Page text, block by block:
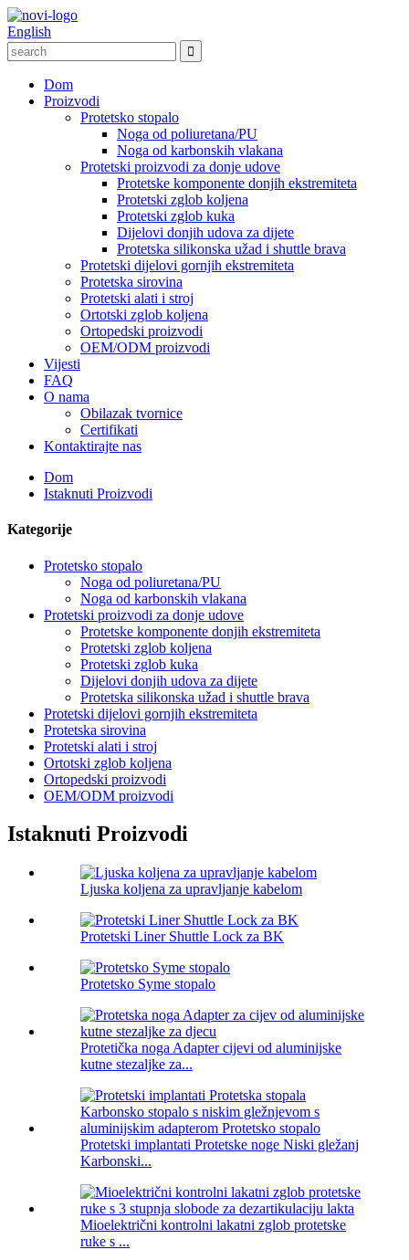
English
Dom
Proizvodi
Protetsko stopalo
Noga od poliuretana/PU
Noga od karbonskih vlakana
Protetski proizvodi za donje udove
Protetske komponente donjih ekstremiteta
Protetski zglob koljena
Protetski zglob kuka
Dijelovi donjih udova za dijete
Protetska silikonska užad i shuttle brava
Protetski dijelovi gornjih ekstremiteta
Protetska sirovina
Protetski alati i stroj
Ortotski zglob koljena
Ortopedski proizvodi
OEM/ODM proizvodi
Vijesti
FAQ
O nama
Obilazak tvornice
Certifikati
Kontaktirajte nas
Dom
Istaknuti Proizvodi
Kategorije
Protetsko stopalo
Noga od poliuretana/PU
Noga od karbonskih vlakana
Protetski proizvodi za donje udove
Protetske komponente donjih ekstremiteta
Protetski zglob koljena
Protetski zglob kuka
Dijelovi donjih udova za dijete
Protetska silikonska užad i shuttle brava
Protetski dijelovi gornjih ekstremiteta
Protetska sirovina
Protetski alati i stroj
Ortotski zglob koljena
Ortopedski proizvodi
OEM/ODM proizvodi
Istaknuti Proizvodi
Ljuska koljena za upravljanje kabelom
Protetski Liner Shuttle Lock za BK
Protetsko Syme stopalo
Protetička noga Adapter cijevi od aluminijske
kutne stezaljke za...
Protetski implantati Protetske noge Niski gležanj
Karbonski...
Mioelektrični kontrolni lakatni zglob protetske
ruke s ...